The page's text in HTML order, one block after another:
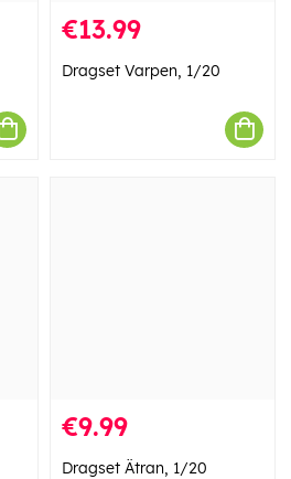
€13.99
Dragset Varpen, 1/20
€9.99
Dragset Ätran, 1/20